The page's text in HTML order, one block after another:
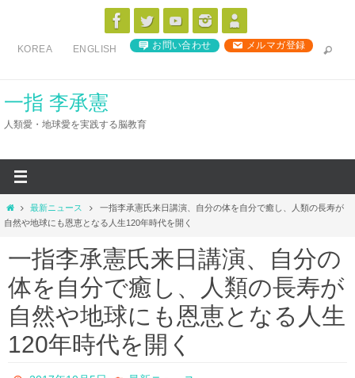
ス
KOREA ENGLISH お問い合わせ メルマガ登録
一指 李承憲
人類愛・地球愛を実践する脳教育
ホ
ー
最新ニュース
一指李承憲氏来日講演、自分の体を自分で癒し、人類の長寿が
自然や地球にも恩恵となる人生120年時代を開く
一指李承憲氏来日講演、自分の
体を自分で癒し、人類の長寿が
自然や地球にも恩恵となる人生
120年時代を開く